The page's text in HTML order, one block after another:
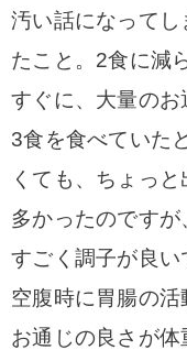
汚い話になって
たこと。2食に減
すぐに、大量のお
3食を食べていた
くても、ちょっ
多かったのです
すごく調子が良
空腹時に胃腸の
お通じの良さが